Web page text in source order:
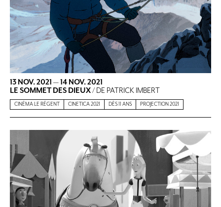
13 NOV. 2021 —14 NOV. 2021
LE SOMMET DES DIEUX/ DE PATRICK IMBERT
CINÉMA LE RÉGENT CINETICA 2021 DÈS 11 ANS PROJECTION 2021